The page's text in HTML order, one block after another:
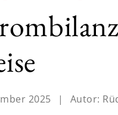
2025 | Autor: